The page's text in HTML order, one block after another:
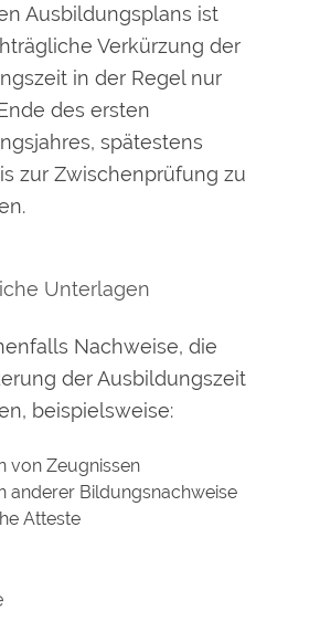
Ausbildungsplans ist
Verkürzung der
in der Regel nur
des ersten
spätestens
zur Zwischenprüfung zu
Unterlagen
Nachweise, die
der Ausbildungszeit
beispielsweise:
von Zeugnissen
anderer Bildungsnachweise
Atteste